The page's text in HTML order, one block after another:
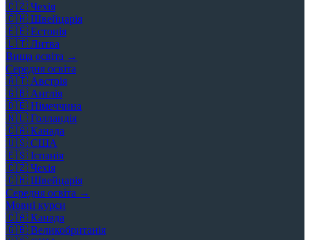
🇨🇿 Чехія
🇨🇭 Швейцарія
🇪🇪 Естонія
🇱🇹 Литва
Вища освіта →
Середня освіта
🇦🇹 Австрія
🇬🇧 Англія
🇩🇪 Німеччина
🇳🇱 Голландія
🇨🇦 Канада
🇺🇸 США
🇪🇸 Іспанія
🇨🇿 Чехія
🇨🇭 Швейцарія
Середня освіта →
Мовні курси
🇨🇦 Канада
🇬🇧 Великобританія